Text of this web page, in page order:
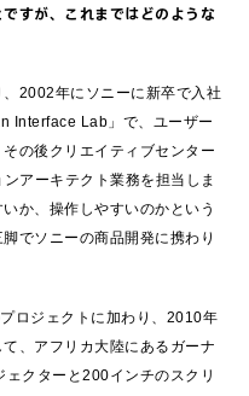
すが、これまではどのような
2002年にソニーに新卒で入社
Interface Lab」で、ユーザー
の後クリエイティブセンター
アーキテクト業務を担当しま
か、操作しやすいのかという
でソニーの商品開発に携わり
ロジェクトに加わり、2010年
、アフリカ大陸にあるガーナ
クターと200インチのスクリ